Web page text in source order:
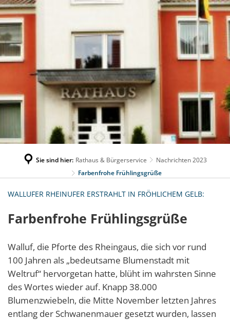
Sie sind hier: Rathaus & Bürgerservice
Nachrichten 2023
Farbenfrohe Frühlingsgrüße
WALLUFER RHEINUFER ERSTRAHLT IN FRÖHLICHEM GELB:
Farbenfrohe Frühlingsgrüße
Walluf, die Pforte des Rheingaus, die sich vor rund
100 Jahren als „bedeutsame Blumenstadt mit
Weltruf“ hervorgetan hatte, blüht im wahrsten Sinne
des Wortes wieder auf. Knapp 38.000
Blumenzwiebeln, die Mitte November letzten Jahres
entlang der Schwanenmauer gesetzt wurden, lassen